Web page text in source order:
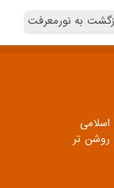
به نورمعرفت
روشن تر